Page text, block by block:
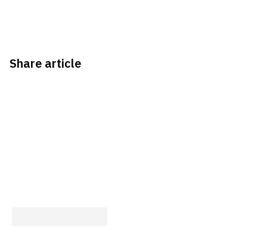
Share article